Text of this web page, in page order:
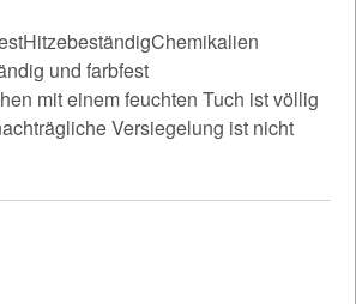
und farbfest
mit einem feuchten Tuch ist völlig
Versiegelung ist nicht